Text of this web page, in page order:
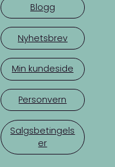
Blogg
Nyhetsbrev
Min kundeside
Personvern
Salgsbetingels
er